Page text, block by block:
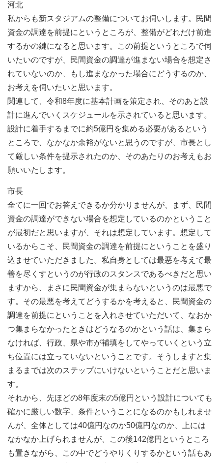
河北
私からも新スタジアムの整備についてお伺いします。民間
資金の調達を前提にというところが、整備がどれだけ前進
するかの鍵になると思います。この前提というところで伺
いたいのですが、民間資金の調達が進まない場合を想定さ
れていないのか、もし進まなかった場合にどうするのか、
お考えを伺いたいと思います。
関連して、令和8年度に基本計画を策定され、そのあと設
計に進んでいくスケジュールを示されていると思います。
設計に着手するまでに約5億円を集める必要があるという
ところで、なかなか余裕がないと思うのですが、市長とし
て厳しい条件を提示されたのか、そのあたりのお考えもお
願いいたします。
市長
全てに一回でお答えできるか分かりませんが、まず、民間
資金の調達ができない場合を想定しているのかということ
が最初だと思いますが、それは想定しています。想定して
いるからこそ、民間資金の調達を前提にということを盛り
込ませていただきました。私自身としては最悪を考えて最
善を尽くすというのが行政のスタンスであるべきだと思い
ますから、まさに民間資金が集まらないというのは最悪で
す。その最悪を考えてどうするかを考えると、民間資金の
調達を前提にということを入れさせていただいて、なおか
つ集まらなかったときはどうなるのかという話は、集まら
なければ、行政、県や市が補填をしてやっていくという立
ち位置には立っていないということです。そうしますと集
まるまでは次のステップにいけないということだと思いま
す。
それから、先ほどの8年度末の5億円という設計についても
確かに厳しい数字、条件ということになるのかもしれませ
んが、全体としては40億円なのか50億円なのか、上には
なかなか上げられませんが、この後142億円というところ
も置きながら、この中でどうやりくりするかという話もあ